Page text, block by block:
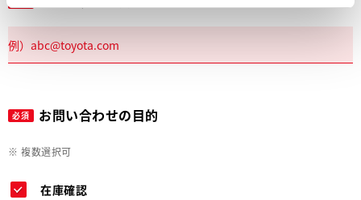
必須 お問い合わせの目的
※ 複数選択可
在庫確認